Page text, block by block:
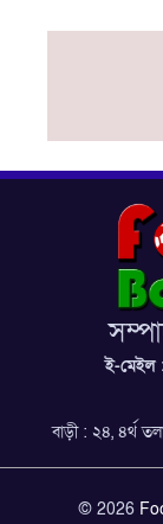
সরিয়ে
বর্ষসেরা
ব্রাজিলের
ইতিহাস
কুল-
ঋতুপর্ণা
বসুন্ধরা
ই-মেইল
বাড়ী : ২৪, ৪র্থ
© 2026